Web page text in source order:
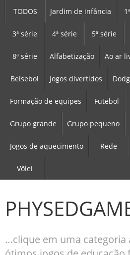
TODOS Jardim de infância
3ª série 4ª série 5ª série
8ª série Alfabetização Ao ar
Beisebol Jogos divertidos
Formação de equipes Futebol
Grupo grande Grupo pequeno
Jogos de aquecimento Rede
Vôlei
…clique em uma categoria